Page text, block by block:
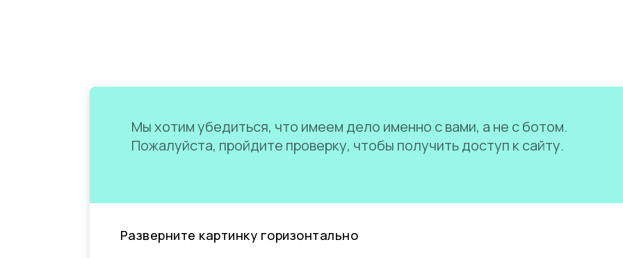
Мы хотим убедиться, что имеем дело именно с вами, а не с ботом.
Пожалуйста, пройдите проверку, чтобы получить доступ к сайту.
Разверните картинку горизонтально